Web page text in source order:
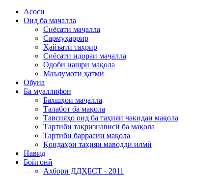
Асосӣ
Оид ба маҷалла
Сиёсати маҷалла
Сармуҳаррир
Ҳайъати таҳрир
Сиёсати идораи маҷалла
Одоби нашри мақола
Маълумоти ҳатмӣ
Обуна
Ба муаллифон
Бахшҳои маҷалла
Талабот ба мақола
Тавсияҳо оид ба таҳияи чакидаи мақола
Тартиби тақризнависӣ ба мақола
Тартиби баррасии мақола
Қоидаҳои таҳияи маводди илмӣ
Навид
Бойгонӣ
Ахбори ДДҲБСТ - 2011